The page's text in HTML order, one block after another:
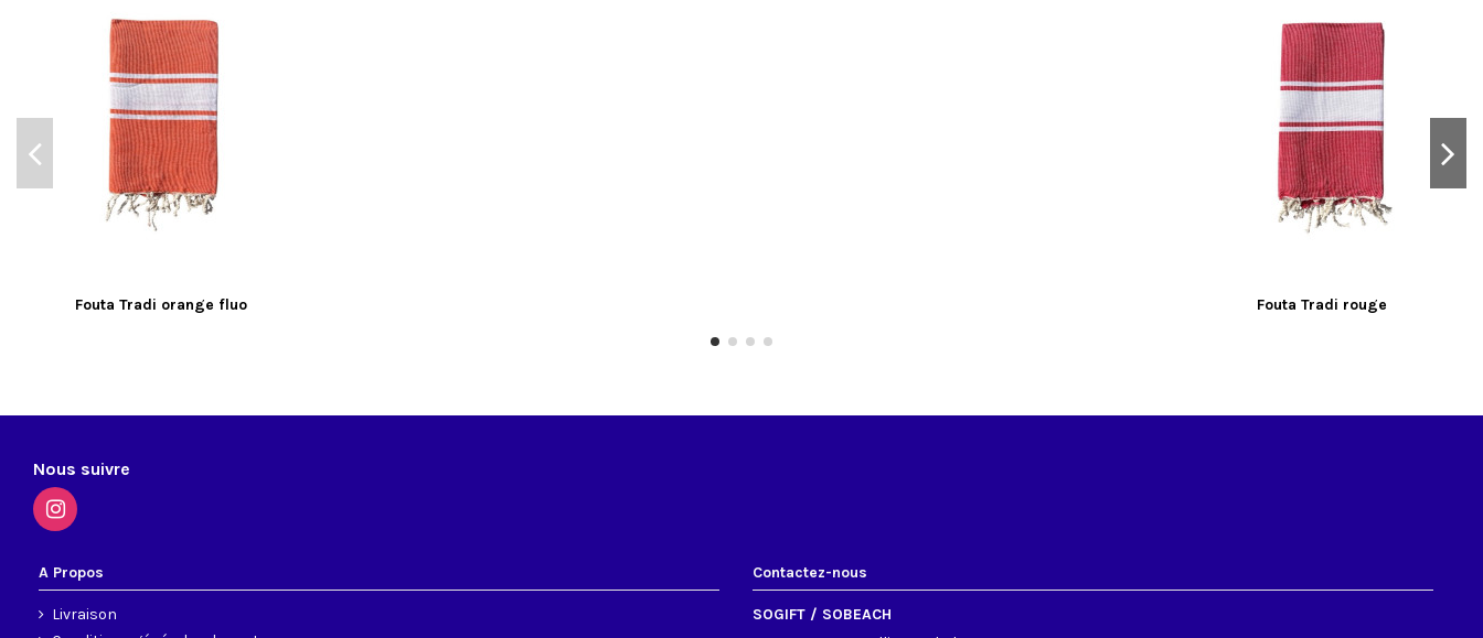
Fouta Tradi orange fluo Fouta Tradi rouge
Nous suivre
A Propos
Livraison
Contactez-nous
SOGIFT / SOBEACH